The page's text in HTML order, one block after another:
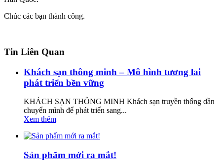
Chúc các bạn thành công.
Tin Liên Quan
Khách sạn thông minh – Mô hình tương lai
phát triển bền vững
KHÁCH SẠN THÔNG MINH Khách sạn truyền thống dần
chuyển mình để phát triển sang...
Xem thêm
Sản phẩm mới ra mắt!